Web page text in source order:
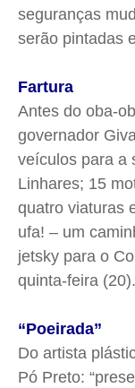
seguranças
serão pintadas
Fartura
Antes do oba-
governador
veículos para a
Linhares; 15
quatro viaturas
ufa! – um
jetsky para o
quinta-feira
“Poeirada”
Do artista
Pó Preto: